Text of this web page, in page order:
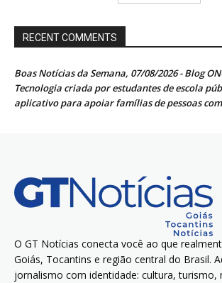
RECENT COMMENTS
Boas Notícias da Semana, 07/08/2026 - Blog
Tecnologia criada por estudantes de escola
aplicativo para apoiar famílias de pessoas
O GT Notícias conecta você ao que
Goiás, Tocantins e região central do Brasil.
jornalismo com identidade: cultura, turismo,